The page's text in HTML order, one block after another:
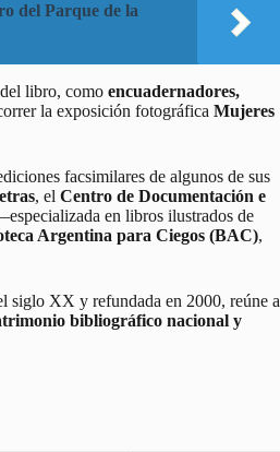
del Parque de la
libro, como encuadernadores,
la exposición fotográfica Mujeres
facsimilares de algunos de sus
, el Centro de Documentación e
en libros ilustrados de
Argentina para Ciegos (BAC),
siglo XX y refundada en 2000, reúne a
bibliográfico nacional y